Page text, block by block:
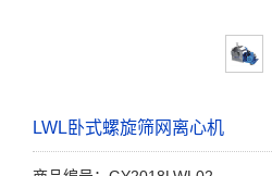
LWL卧式螺旋筛网离心机